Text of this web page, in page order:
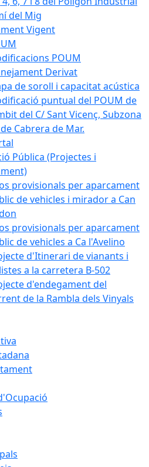
del Mig
Vigent
POUM
Derivat
de soroll i capacitat acústica
puntual del POUM de
del C/ Sant Vicenç, Subzona
Cabrera de Mar.
Pública (Projectes i
provisionals per aparcament
de vehicles i mirador a Can
provisionals per aparcament
de vehicles a Ca l'Avelino
d'Itinerari de vianants i
a la carretera B-502
d'endegament del
de la Rambla dels Vinyals